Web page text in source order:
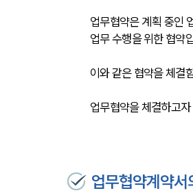
업무협약은 계획 중인
업무 수행을 위한 협약
이와 같은 협약을 체결
업무협약을 체결하고
업무협약계약서